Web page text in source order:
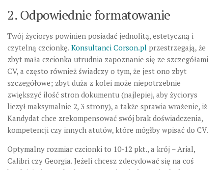
2. Odpowiednie formatowanie
Twój życiorys powinien posiadać jednolitą, estetyczną i
czytelną czcionkę. Konsultanci Corson.pl przestrzegają, że
zbyt mała czcionka utrudnia zapoznanie się ze szczegółami
CV, a często również świadczy o tym, że jest ono zbyt
szczegółowe; zbyt duża z kolei może niepotrzebnie
zwiększyć ilość stron dokumentu (najlepiej, aby życiorys
liczył maksymalnie 2, 3 strony), a także sprawia wrażenie, iż
Kandydat chce zrekompensować swój brak doświadczenia,
kompetencji czy innych atutów, które mógłby wpisać do CV.
Optymalny rozmiar czcionki to 10-12 pkt., a krój – Arial,
Calibri czy Georgia. Jeżeli chcesz zdecydować się na coś